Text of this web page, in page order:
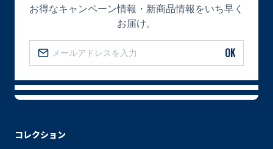
コレクション
お得なキャンペーン情報・新商品情報をいち早く
お届け。
OK